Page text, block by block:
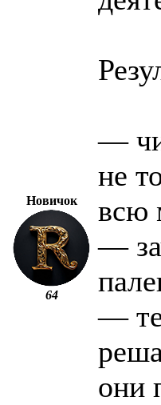
Новичок
64
—
не
всю
—
—
они